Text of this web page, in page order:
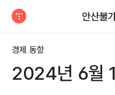
안산불
경제 동향
2024년 6월